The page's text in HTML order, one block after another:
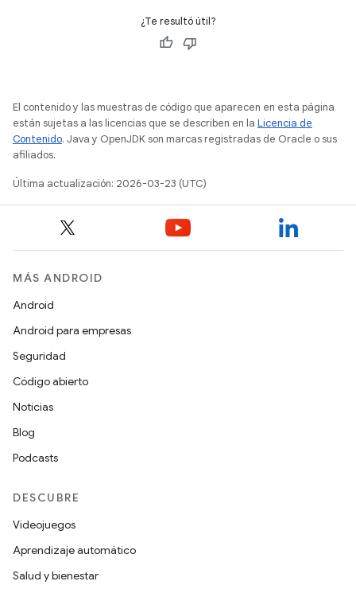
¿Te resultó útil?
El contenido y las muestras de código que aparecen en esta página
están sujetas a las licencias que se describen en la Licencia de
Contenido. Java y OpenJDK son marcas registradas de Oracle o sus
afiliados.
Última actualización: 2026-03-23 (UTC)
MÁS ANDROID
Android
Android para empresas
Seguridad
Código abierto
Noticias
Blog
Podcasts
DESCUBRE
Videojuegos
Aprendizaje automático
Salud y bienestar